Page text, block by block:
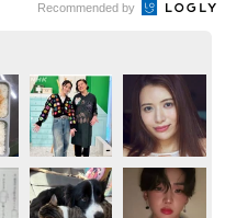
Recommended by